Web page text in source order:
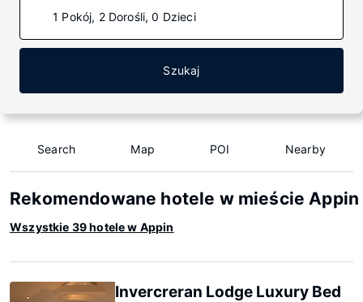
1 Pokój, 2 Dorośli, 0 Dzieci
Szukaj
Search Map POI Nearby
Rekomendowane hotele w mieście Appin
Wszystkie 39 hotele w Appin
Invercreran Lodge Luxury Bed